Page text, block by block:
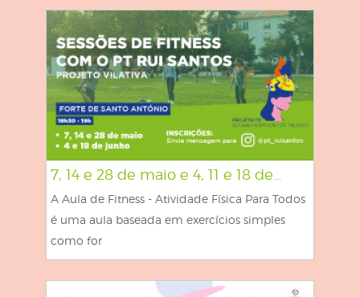
7, 14 e 28 de maio e 4, 11 e 18 de…
A Aula de Fitness - Atividade Física Para Todos
é uma aula baseada em exercícios simples
como for